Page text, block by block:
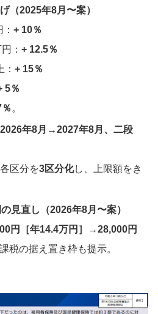
（2025年8月〜案）
：+ 10％
：+ 12.5％
：+ 15％
5％
。
年8月→2027年8月、二段
区分を3区分化し、上限額をき
見直し（2026年8月〜案）
円［年14.4万円］→28,000円
税の据え置き枠も提示。